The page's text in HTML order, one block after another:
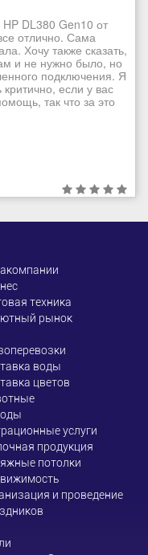
DL380 Gen10 от
отлично. Сама
Хочу также сказать,
и не нужно было, но
подключения. Я
если у вас
так что за это
техника
рынок
воды
цветов
услуги
продукция
потолки
и проведение